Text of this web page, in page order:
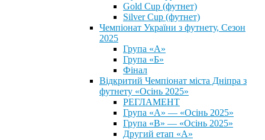
Gold Cup (футнет)
Silver Cup (футнет)
Чемпіонат України з футнету, Сезон
2025
Група «А»
Група «Б»
Фінал
Відкритий Чемпіонат міста Дніпра з
футнету «Осінь 2025»
РЕГЛАМЕНТ
Група «А» — «Осінь 2025»
Група «В» — «Осінь 2025»
Другий етап «А»